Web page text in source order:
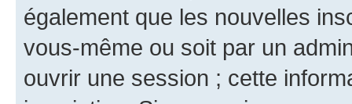
également que les nouvelles
vous-même ou soit par un
ouvrir une session ; cette